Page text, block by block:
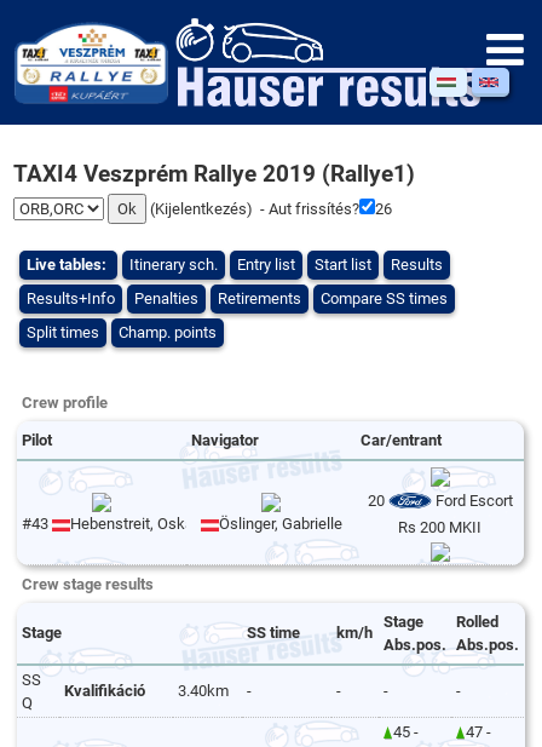
TAXI4 Veszprém Rallye 2019 (Rallye1)
(Kijelentkezés) - Aut frissítés? 26
Live tables: Itinerary sch. Entry list Start list
Results
Results+Info
Penalties Retirements
Compare SS times
Split times
Champ. points
Crew profile
Pilot Navigator Car/entrant
#43 Hebenstreit, Oskar Öslinger, Gabrielle
20
Ford Escort
Rs 200 MKII
Crew stage results
Stage SS time km/h
Stage
Abs.pos.
Rolled
Abs.pos.
SS
Q
Kvalifikáció 3.40km - - - -
45 - 47 -